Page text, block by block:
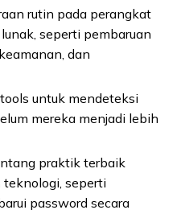
rutin pada perangkat
seperti pembaruan
dan
untuk mendeteksi
mereka menjadi lebih
praktik terbaik
seperti
password secara